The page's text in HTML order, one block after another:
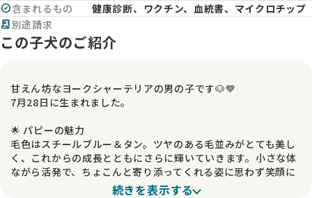
check_circle含まれるもの
健康診断、ワクチン、血統書、マイクロチップ
receipt_long別途請求
この子犬のご紹介
甘えん坊なヨークシャーテリアの男の子です🐶💙
7月28日に生まれました。
🌟 パピーの魅力
毛色はスチールブルー＆タン。ツヤのある毛並みがとても美し
く、これからの成長とともにさらに輝いていきます。小さな体
ながら活発で、ちょこんと寄り添ってくれる姿に思わず笑顔に
続きを表示する